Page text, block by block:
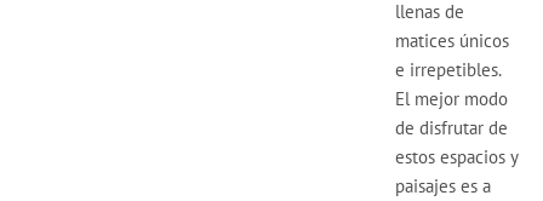
llenas de
matices únicos
e irrepetibles.
El mejor modo
de disfrutar de
estos espacios y
paisajes es a